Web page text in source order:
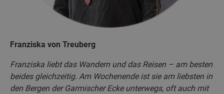
Franziska von Treuberg
Franziska liebt das Wandern und das Reisen – am besten
beides gleichzeitig. Am Wochenende ist sie am liebsten in
den Bergen der Garmischer Ecke unterwegs, oft auch mit